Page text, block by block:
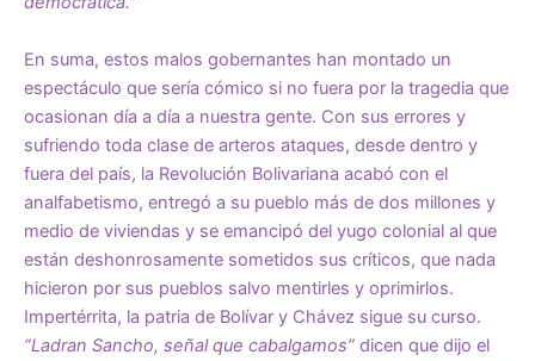
En suma, estos malos gobernantes han montado un
espectáculo que sería cómico si no fuera por la tragedia que
ocasionan día a día a nuestra gente. Con sus errores y
sufriendo toda clase de arteros ataques, desde dentro y
fuera del país, la Revolución Bolivariana acabó con el
analfabetismo, entregó a su pueblo más de dos millones y
medio de viviendas y se emancipó del yugo colonial al que
están deshonrosamente sometidos sus críticos, que nada
hicieron por sus pueblos salvo mentirles y oprimirlos.
Impertérrita, la patria de Bolívar y Chávez sigue su curso.
“Ladran Sancho, señal que cabalgamos” dicen que dijo el